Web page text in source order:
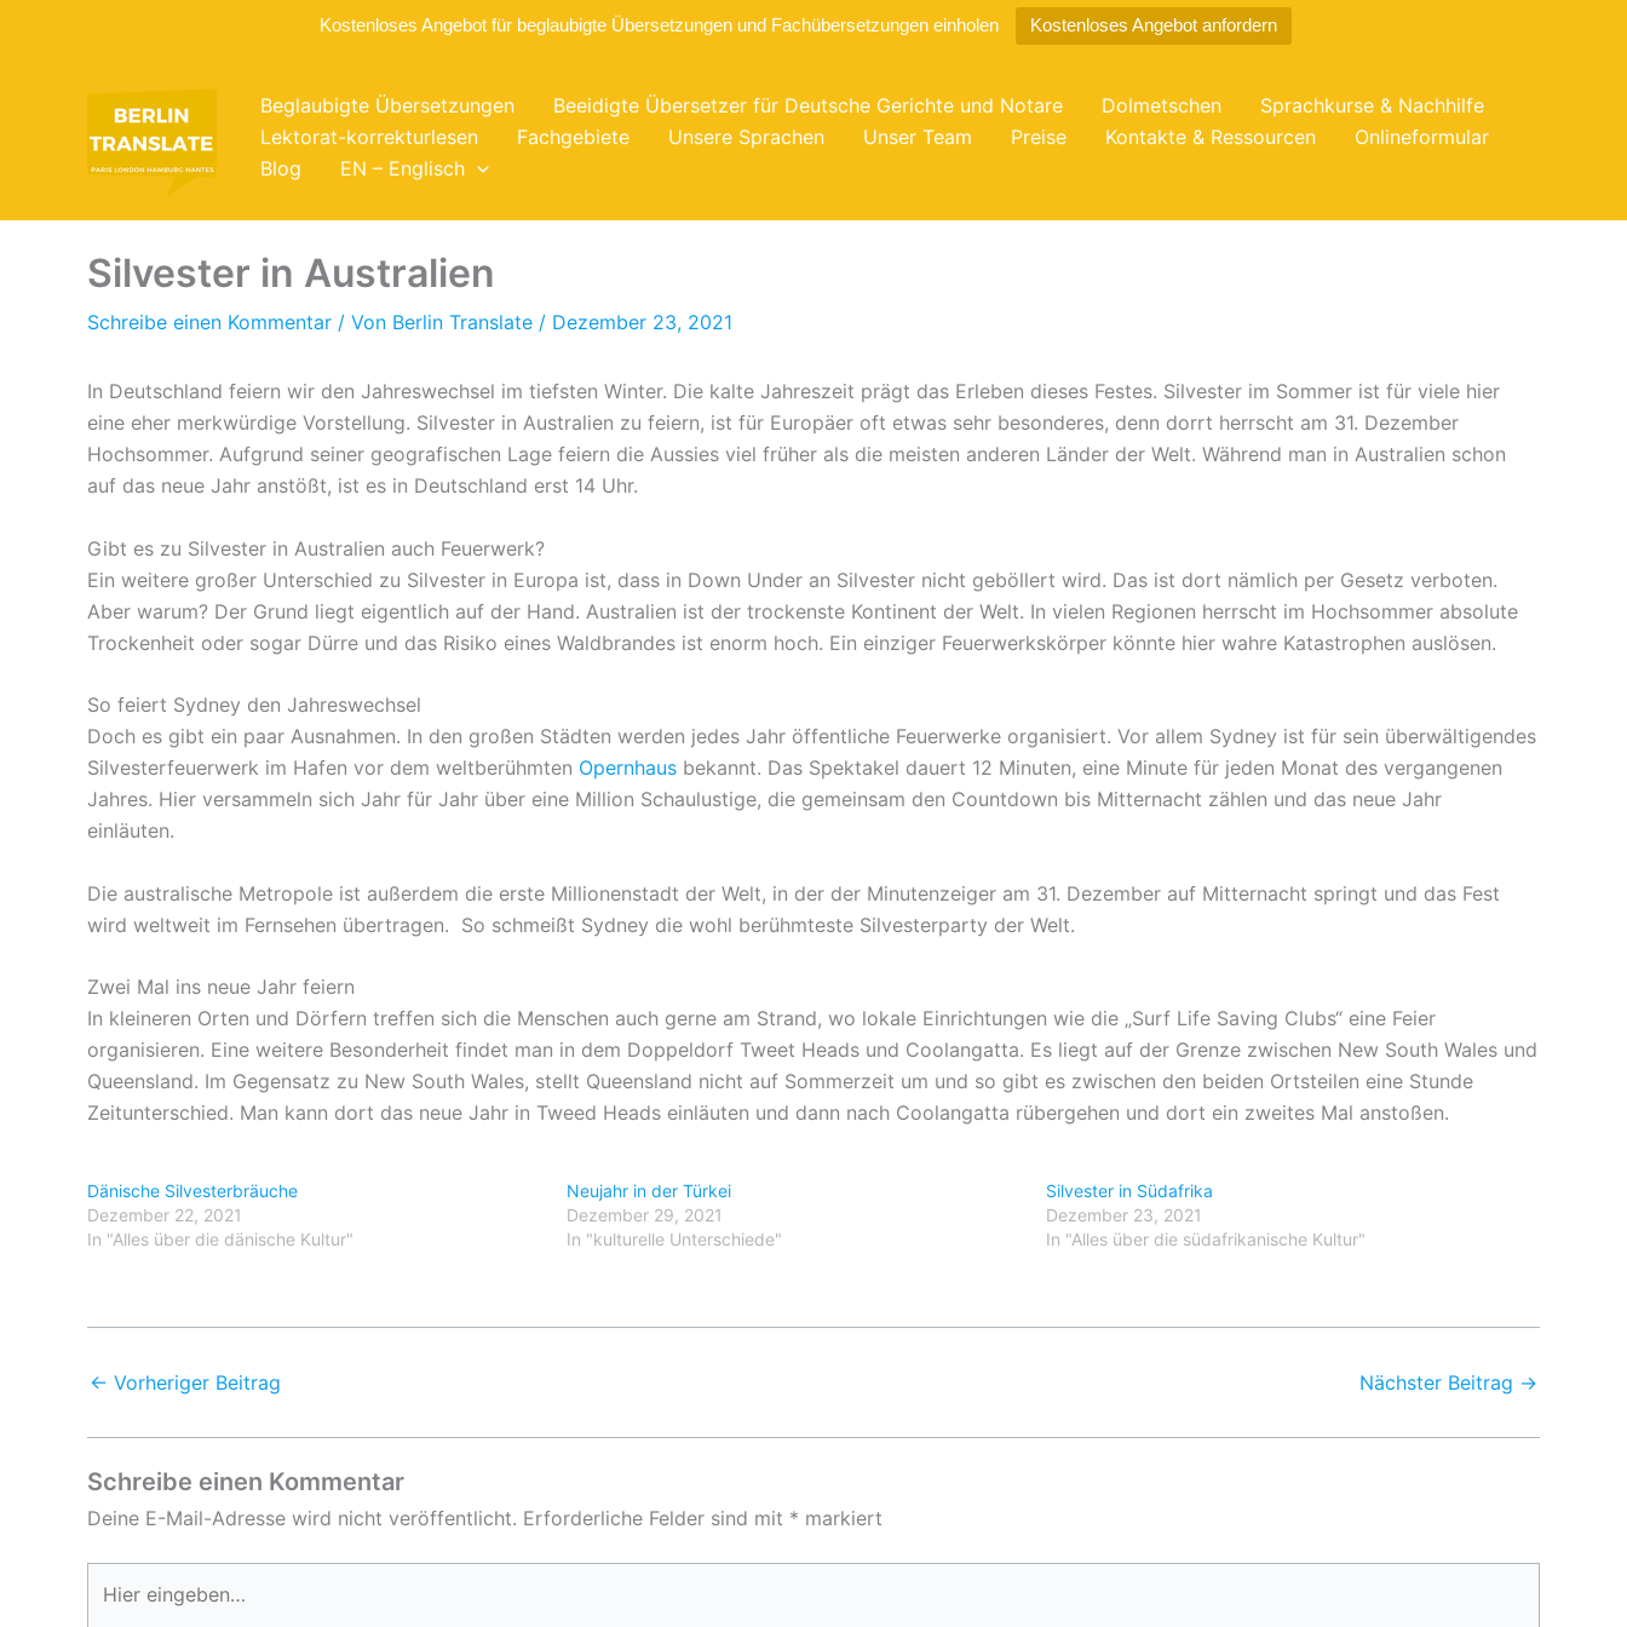
Kostenloses Angebot für beglaubigte Übersetzungen und Fachübersetzungen einholen Kostenloses Angebot anfordern
Beglaubigte Übersetzungen Beeidigte Übersetzer für Deutsche Gerichte und Notare Dolmetschen
Sprachkurse & Nachhilfe
Lektorat-korrekturlesen
Fachgebiete Unsere Sprachen Unser Team Preise Kontakte & Ressourcen
Onlineformular
Blog
EN – Englisch
Silvester in Australien
Schreibe einen Kommentar / Von Berlin Translate / Dezember 23, 2021
In Deutschland feiern wir den Jahreswechsel im tiefsten Winter. Die kalte Jahreszeit prägt das Erleben dieses Festes. Silvester im Sommer ist für viele hier
eine eher merkwürdige Vorstellung. Silvester in Australien zu feiern, ist für Europäer oft etwas sehr besonderes, denn dorrt herrscht am 31. Dezember
Hochsommer. Aufgrund seiner geografischen Lage feiern die Aussies viel früher als die meisten anderen Länder der Welt. Während man in Australien schon
auf das neue Jahr anstößt, ist es in Deutschland erst 14 Uhr.
Gibt es zu Silvester in Australien auch Feuerwerk?
Ein weitere großer Unterschied zu Silvester in Europa ist, dass in Down Under an Silvester nicht geböllert wird. Das ist dort nämlich per Gesetz verboten.
Aber warum? Der Grund liegt eigentlich auf der Hand. Australien ist der trockenste Kontinent der Welt. In vielen Regionen herrscht im Hochsommer absolute
Trockenheit oder sogar Dürre und das Risiko eines Waldbrandes ist enorm hoch. Ein einziger Feuerwerkskörper könnte hier wahre Katastrophen auslösen.
So feiert Sydney den Jahreswechsel
Doch es gibt ein paar Ausnahmen. In den großen Städten werden jedes Jahr öffentliche Feuerwerke organisiert. Vor allem Sydney ist für sein überwältigendes
Silvesterfeuerwerk im Hafen vor dem weltberühmten Opernhaus bekannt. Das Spektakel dauert 12 Minuten, eine Minute für jeden Monat des vergangenen
Jahres. Hier versammeln sich Jahr für Jahr über eine Million Schaulustige, die gemeinsam den Countdown bis Mitternacht zählen und das neue Jahr
einläuten.
Die australische Metropole ist außerdem die erste Millionenstadt der Welt, in der der Minutenzeiger am 31. Dezember auf Mitternacht springt und das Fest
wird weltweit im Fernsehen übertragen. So schmeißt Sydney die wohl berühmteste Silvesterparty der Welt.
Zwei Mal ins neue Jahr feiern
In kleineren Orten und Dörfern treffen sich die Menschen auch gerne am Strand, wo lokale Einrichtungen wie die „Surf Life Saving Clubs“ eine Feier
organisieren. Eine weitere Besonderheit findet man in dem Doppeldorf Tweet Heads und Coolangatta. Es liegt auf der Grenze zwischen New South Wales und
Queensland. Im Gegensatz zu New South Wales, stellt Queensland nicht auf Sommerzeit um und so gibt es zwischen den beiden Ortsteilen eine Stunde
Zeitunterschied. Man kann dort das neue Jahr in Tweed Heads einläuten und dann nach Coolangatta rübergehen und dort ein zweites Mal anstoßen.
Dänische Silvesterbräuche
Dezember 22, 2021
In "Alles über die dänische Kultur"
Neujahr in der Türkei
Dezember 29, 2021
In "kulturelle Unterschiede"
Silvester in Südafrika
Dezember 23, 2021
In "Alles über die südafrikanische Kultur"
← Vorheriger Beitrag Nächster Beitrag →
Schreibe einen Kommentar
Deine E-Mail-Adresse wird nicht veröffentlicht. Erforderliche Felder sind mit * markiert
eingeben…